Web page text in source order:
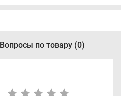
Вопросы по товару (0)